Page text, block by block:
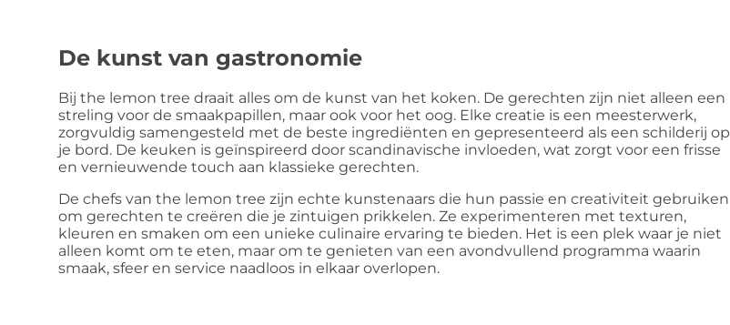
De kunst van gastronomie
Bij the lemon tree draait alles om de kunst van het koken. De gerechten zijn niet alleen een
streling voor de smaakpapillen, maar ook voor het oog. Elke creatie is een meesterwerk,
zorgvuldig samengesteld met de beste ingrediënten en gepresenteerd als een schilderij op
je bord. De keuken is geïnspireerd door scandinavische invloeden, wat zorgt voor een frisse
en vernieuwende touch aan klassieke gerechten.
De chefs van the lemon tree zijn echte kunstenaars die hun passie en creativiteit gebruiken
om gerechten te creëren die je zintuigen prikkelen. Ze experimenteren met texturen,
kleuren en smaken om een unieke culinaire ervaring te bieden. Het is een plek waar je niet
alleen komt om te eten, maar om te genieten van een avondvullend programma waarin
smaak, sfeer en service naadloos in elkaar overlopen.